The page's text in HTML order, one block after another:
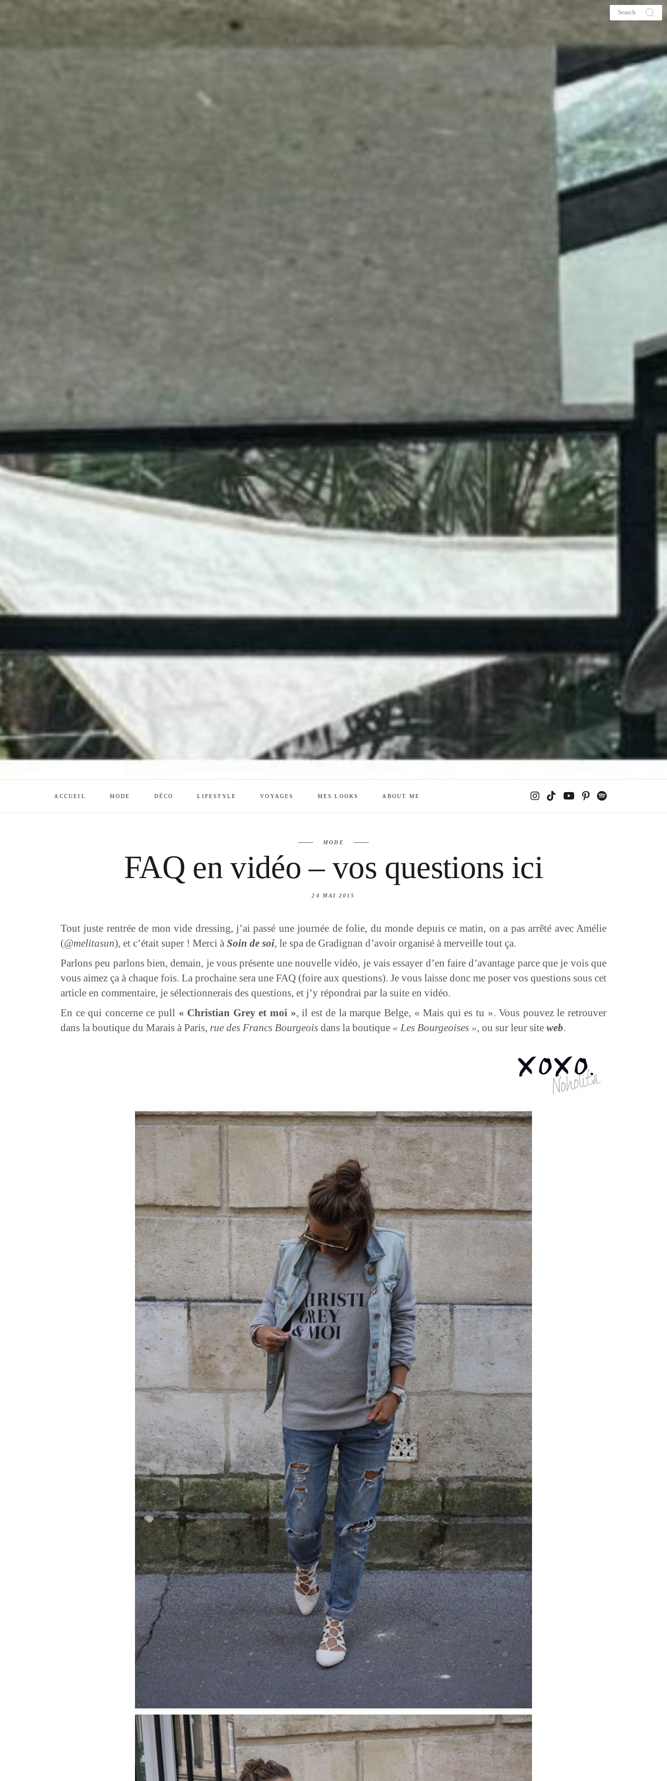
ACCUEIL MODE DÉCO LIFESTYLE VOYAGES MES LOOKS ABOUT ME
Voilà Beauté
MODE
FAQ en vidéo – vos questions ici
24 MAI 2015
Tout juste rentrée de mon vide dressing, j’ai passé une journée de folie, du monde depuis ce matin, on a pas arrêté avec Amélie
(@melitasun), et c’était super ! Merci à Soin de soi, le spa de Gradignan d’avoir organisé à merveille tout ça.
Parlons peu parlons bien, demain, je vous présente une nouvelle vidéo, je vais essayer d’en faire d’avantage parce que je vois que
vous aimez ça à chaque fois. La prochaine sera une FAQ (foire aux questions). Je vous laisse donc me poser vos questions sous cet
article en commentaire, je sélectionnerais des questions, et j’y répondrai par la suite en vidéo.
En ce qui concerne ce pull « Christian Grey et moi », il est de la marque Belge, « Mais qui es tu ». Vous pouvez le retrouver
dans la boutique du Marais à Paris, rue des Francs Bourgeois dans la boutique « Les Bourgeoises », ou sur leur site web.